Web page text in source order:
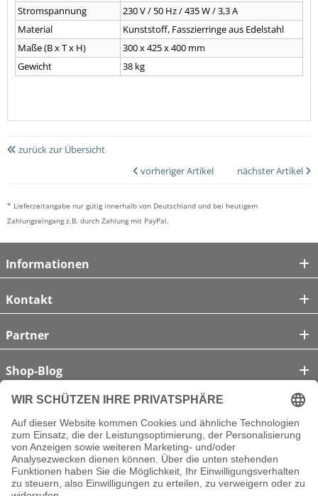
Stromspannung
230 V / 50 Hz / 435 W / 3,3 A
Material
Kunststoff, Fasszierringe aus Edelstahl
Maße (B x T x H)
300 x 425 x 400 mm
Gewicht
38 kg
zurück zur Übersicht
vorheriger Artikel
nächster Artikel
* Lieferzeitangabe nur gütig innerhalb von Deutschland und bei heutigem
Zahlungseingang z.B. durch Zahlung mit PayPal.
Informationen
Shop-Blog
Partner
Kontakt
Unsere Zahlungsarten